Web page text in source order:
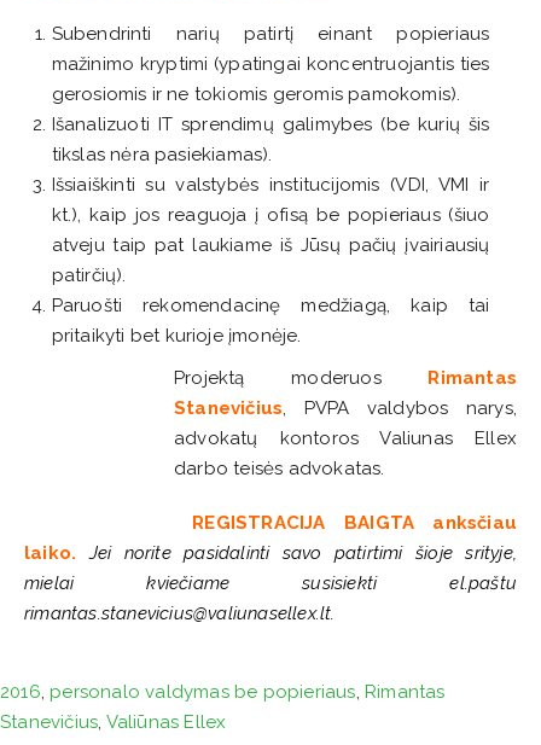
Subendrinti narių patirtį einant popieriaus
mažinimo kryptimi (ypatingai koncentruojantis ties
gerosiomis ir ne tokiomis geromis pamokomis).
Išanalizuoti IT sprendimų galimybes (be kurių šis
tikslas nėra pasiekiamas).
Išsiaiškinti su valstybės institucijomis (VDI, VMI ir
kt.), kaip jos reaguoja į ofisą be popieriaus (šiuo
atveju taip pat laukiame iš Jūsų pačių įvairiausių
patirčių).
Paruošti rekomendacinę medžiagą, kaip tai
pritaikyti bet kurioje įmonėje.
Projektą moderuos Rimantas
Stanevičius , PVPA valdybos narys,
advokatų kontoros Valiunas Ellex
darbo teisės advokatas.
REGISTRACIJA BAIGTA anksčiau
laiko.Jei norite pasidalinti savo patirtimi šioje srityje,
mielai kviečiame susisiekti el.paštu
rimantas.stanevicius@valiunasellex.lt.
2016 personalo valdymas be popieriaus Rimantas
Stanevičius Valiūnas Ellex